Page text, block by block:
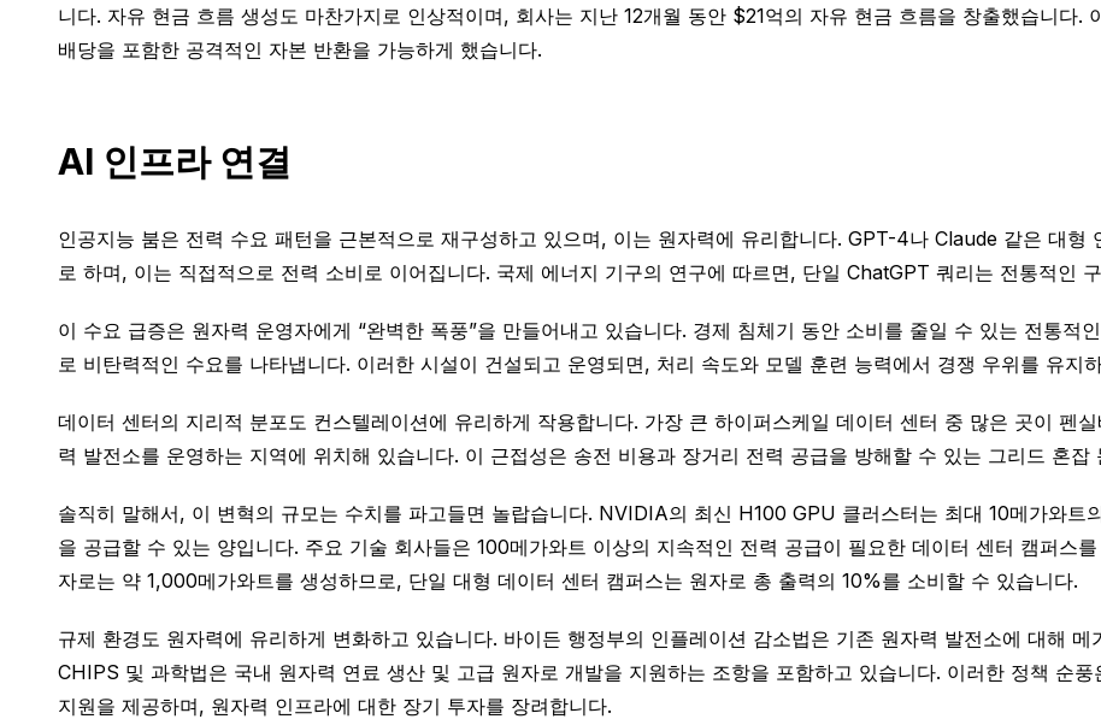
니다. 자유 현금 흐름 생성도 마찬가지로 인상적이며, 회사는 지난 12개월 동안 $21억의 자유 현금 흐름을 창출했습니다
배당을 포함한 공격적인 자본 반환을 가능하게 했습니다.
AI 인프라 연결
인공지능 붐은 전력 수요 패턴을 근본적으로 재구성하고 있으며, 이는 원자력에 유리합니다. GPT-4나 Claude 같은 대형
로 하며, 이는 직접적으로 전력 소비로 이어집니다. 국제 에너지 기구의 연구에 따르면, 단일 ChatGPT 쿼리는 전통적인
이 수요 급증은 원자력 운영자에게 “완벽한 폭풍”을 만들어내고 있습니다. 경제 침체기 동안 소비를 줄일 수 있는 전통적
로 비탄력적인 수요를 나타냅니다. 이러한 시설이 건설되고 운영되면, 처리 속도와 모델 훈련 능력에서 경쟁 우위를 유지
데이터 센터의 지리적 분포도 컨스텔레이션에 유리하게 작용합니다. 가장 큰 하이퍼스케일 데이터 센터 중 많은 곳이 펜
력 발전소를 운영하는 지역에 위치해 있습니다. 이 근접성은 송전 비용과 장거리 전력 공급을 방해할 수 있는 그리드 혼잡
솔직히 말해서, 이 변혁의 규모는 수치를 파고들면 놀랍습니다. NVIDIA의 최신 H100 GPU 클러스터는 최대 10메가와트
을 공급할 수 있는 양입니다. 주요 기술 회사들은 100메가와트 이상의 지속적인 전력 공급이 필요한 데이터 센터 캠퍼스
자로는 약 1,000메가와트를 생성하므로, 단일 대형 데이터 센터 캠퍼스는 원자로 총 출력의 10%를 소비할 수 있습니다.
규제 환경도 원자력에 유리하게 변화하고 있습니다. 바이든 행정부의 인플레이션 감소법은 기존 원자력 발전소에 대해
CHIPS 및 과학법은 국내 원자력 연료 생산 및 고급 원자로 개발을 지원하는 조항을 포함하고 있습니다. 이러한 정책 순
지원을 제공하며, 원자력 인프라에 대한 장기 투자를 장려합니다.